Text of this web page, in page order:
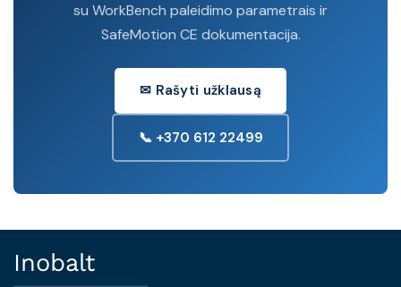
su WorkBench paleidimo parametrais ir
SafeMotion CE dokumentacija.
✉ Rašyti užklausą
📞 +370 612 22499
Inobalt